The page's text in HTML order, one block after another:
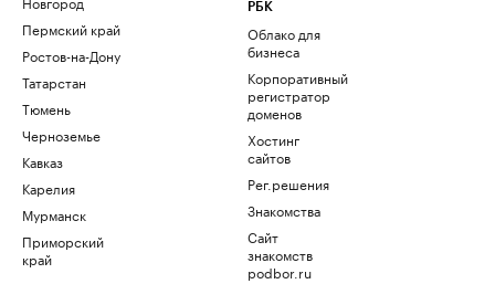
Пермский край
Ростов-на-Дону
Татарстан
Тюмень
Черноземье
Кавказ
Карелия
Мурманск
Приморский
край
РБК
Облако для
бизнеса
Корпоративный
регистратор
доменов
Хостинг
сайтов
Рег.решения
Знакомства
Сайт
знакомств
podbor.ru